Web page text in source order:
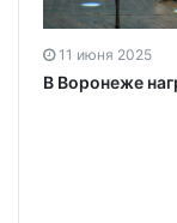
11 июня 2025
В Воронеже